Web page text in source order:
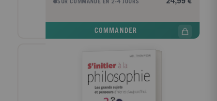
projet politique commun. En confrontant des auteurs
de questions et de problèmes, bien plus qu'un prêt-
à-penser rassurant. ?Les Lumières apparaissent dès
lors comme une réponse collective au surgissement
de la modernité, dont les ambivalences forment
SUR COMMANDE EN 2-4 JOURS
COMMANDER